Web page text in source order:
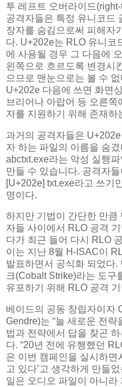
투 레프트 오버라이드
공격자들은 특정 유니코드
장자를 숨김으로써 피해자
다. U+202e는 RLO 유니코
에 사용될 경우 그 다음에
왼쪽으로 흐르도록 변경시
으므로 맨눈으로는 볼 수
U+202e 다음에 쓰면 화면
브리어나 아랍어 등 오른
자를 지원하기 위해 존재하
과거의 공격자들은
자 하는 파일의 이름을 숨
abctxt.exe라는 악성 실행
만들 수 있습니다. 공격자
[U+202e] txt.exe라고 쓰기
명이다.
하지만 기법이 간단한 만큼
자들 사이에서 RLO 공격
다가 최근 들어 다시 RLO
이는 지난 8월 H-ISAC이
발표하면서 공식화 되었다.
크(Cobalt Strike)라는 도구
유포하기 위해 RLO 공격
베이드의 공동 창립자이자
Gendre)는 “늘 새로운 전략
법과 전략에서 답을 찾곤
다. “20년 전에 유행했던
은 이번 캠페인을 실시하면
고 있다’고 생각하게 만들
일은 오디오 파일이 아니